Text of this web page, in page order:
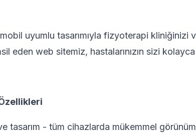
uyumlu tasarımıyla fizyoterapi kliniğinizi
eden web sitemiz, hastalarınızın sizi kolayca
tasarım - tüm cihazlarda mükemmel görünüm